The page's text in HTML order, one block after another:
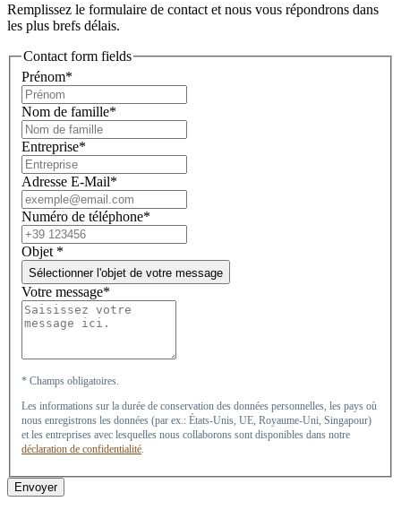
Remplissez le formulaire de contact et nous vous répondrons dans
les plus brefs délais.
Contact form fields
Prénom*
Nom de famille*
Entreprise*
Adresse E-Mail*
Numéro de téléphone*
Objet *
Sélectionner l'objet de votre message
Votre message*
* Champs obligatoires.
Les informations sur la durée de conservation des données personnelles, les pays où
nous enregistrons les données (par ex.: États-Unis, UE, Royaume-Uni, Singapour)
et les entreprises avec lesquelles nous collaborons sont disponibles dans notre
déclaration de confidentialité.
Envoyer